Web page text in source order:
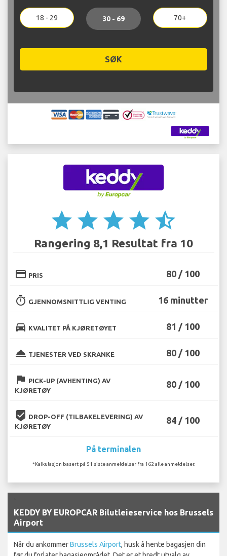
18 - 29 30 - 69 70+
SØK
star star star star star_half
Rangering 8,1 Resultat fra 10
credit_card PRIS 80 / 100
timer GJENNOMSNITTLIG VENTING 16 minutter
directions_car KVALITET PÅ KJØRETØYET 81 / 100
room_service TJENESTER VED SKRANKE 80 / 100
flag PICK-UP (AVHENTING) AV
KJØRETØY
80 / 100
beenhere DROP-OFF (TILBAKELEVERING) AV
KJØRETØY
84 / 100
På terminalen
*Kalkulasjon basert på 51 siste anmeldelser fra 162 alle anmeldelser.
KEDDY BY EUROPCAR Bilutleieservice hos Brussels
Airport
Når du ankommerBrussels Airport, husk å hente bagasjen din